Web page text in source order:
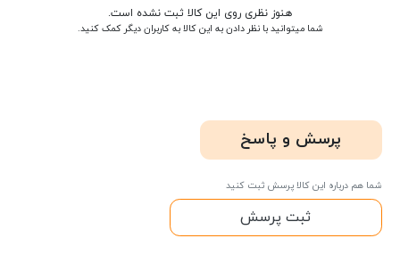
هنوز نظری روی این کالا ثبت نشده است.
شما میتوانید با نظر دادن به این کالا به کاربران دیگر کمک کنید.
پرسش و پاسخ
شما هم درباره این کالا پرسش ثبت کنید
ثبت پرسش